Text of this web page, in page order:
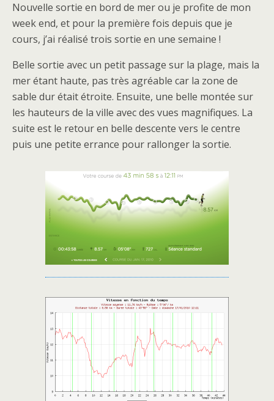
Nouvelle sortie en bord de mer ou je profite de mon
week end, et pour la première fois depuis que je
cours, j’ai réalisé trois sortie en une semaine !
Belle sortie avec un petit passage sur la plage, mais la
mer étant haute, pas très agréable car la zone de
sable dur était étroite. Ensuite, une belle montée sur
les hauteurs de la ville avec des vues magnifiques. La
suite est le retour en belle descente vers le centre
puis une petite errance pour rallonger la sortie.